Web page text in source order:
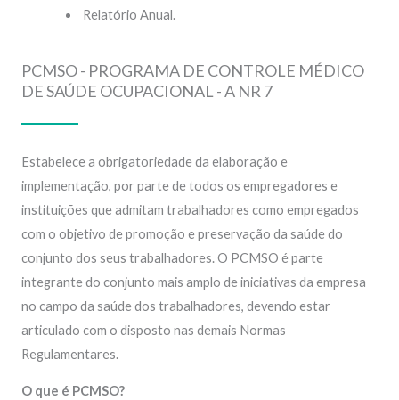
Relatório Anual.
PCMSO - PROGRAMA DE CONTROLE MÉDICO
DE SAÚDE OCUPACIONAL - A NR 7
Estabelece a obrigatoriedade da elaboração e
implementação, por parte de todos os empregadores e
instituições que admitam trabalhadores como empregados
com o objetivo de promoção e preservação da saúde do
conjunto dos seus trabalhadores. O PCMSO é parte
integrante do conjunto mais amplo de iniciativas da empresa
no campo da saúde dos trabalhadores, devendo estar
articulado com o disposto nas demais Normas
Regulamentares.
O que é PCMSO?